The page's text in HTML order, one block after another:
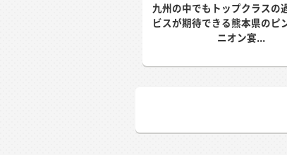
九州の中でもトップクラスの
ビスが期待できる熊本県のピ
ニオン宴...